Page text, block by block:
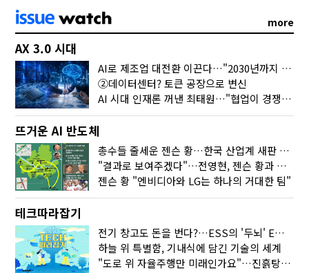
more
AX 3.0 시대
AI로 제조업 대전환 이끈다…"2030년까지 민관합동 20조 투자"
②데이터센터? 토큰 공장으로 변신
AI 시대 인재론 꺼낸 최태원…"협업이 경쟁력"
뜨거운 AI 반도체
총수들 줄세운 젠슨 황…한국 산업계 새판 짰다
"결과로 보여주겠다"…전영현, 젠슨 황과 HBM5 논의
젠슨 황 "엔비디아와 LG는 하나의 거대한 팀"
테크따라잡기
전기 창고도 돈을 번다?…ESS의 '두뇌' EMO가 뭐길래
하늘 위 특별함, 기내식에 담긴 기술의 세계
"도로 위 자율주행만 미래인가요"…진흙탕서 길 내는 HD현대 AI 기술